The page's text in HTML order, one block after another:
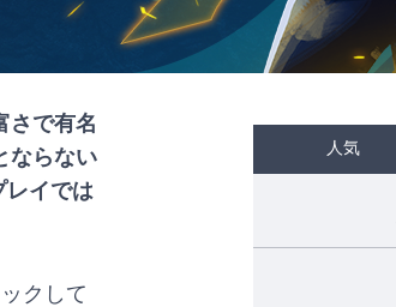
人気
さで有名
ならない
レイでは
クして